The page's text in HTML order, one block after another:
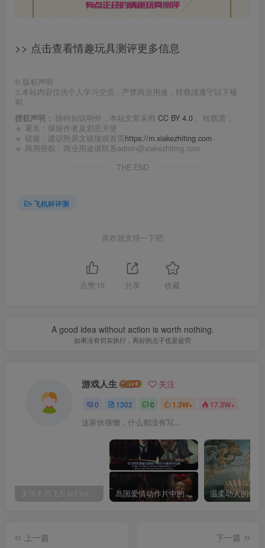
>> 点击查看情趣玩具测评更多信息
© 版权声明
⚠️本站内容仅供个人学习交流，严禁商业用途，转载须遵守以下规
则。
授权声明： 除特别说明外，本站文章采用 CC BY 4.0 ， 转载需：
🔹 署名：保留作者及 邪恶天使
🔹 链接：建议附原文链接或首页https://m.xiakezhiting.com
🔹 商用授权：商业用途请联系admin@xiakezhiting.com
THE END
飞机杯评测
喜欢就支持一下吧
点赞 15 分享 收藏
A good idea without action is worth nothing.
如果没有切实执行，再好的点子也是徒劳
游戏人生 关注
0 1302 0 1.3W+ 17.3W+
这家伙很懒，什么都没有写...
美国名器飞机杯Fleshlight 【Quickshot-Vantage 双头飞机杯】完全评测 岛国爱情动作片中的AV棒到底有多猛？成人用品震动棒的发展史！
上一篇
下一篇